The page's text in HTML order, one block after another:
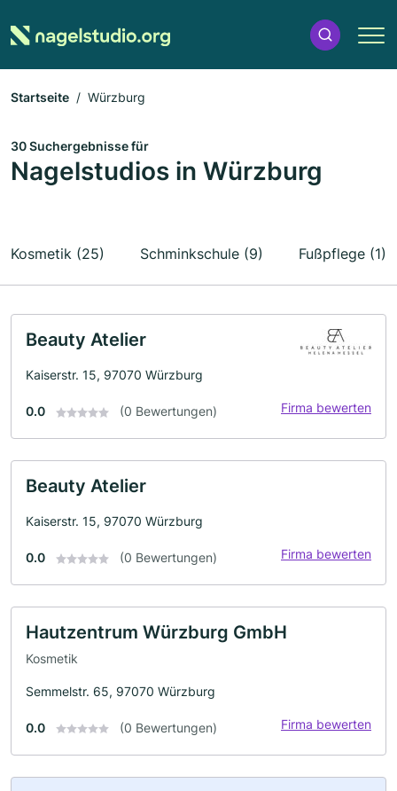
Startseite Würzburg
30 Suchergebnisse für
Nagelstudios in Würzburg
Kosmetik (25) Schminkschule (9) Fußpflege (1)
Beauty Atelier
Kaiserstr. 15, 97070 Würzburg
0.0 (0 Bewertungen) Firma bewerten
Beauty Atelier
Kaiserstr. 15, 97070 Würzburg
0.0 (0 Bewertungen) Firma bewerten
Hautzentrum Würzburg GmbH
Kosmetik
Semmelstr. 65, 97070 Würzburg
0.0 (0 Bewertungen) Firma bewerten